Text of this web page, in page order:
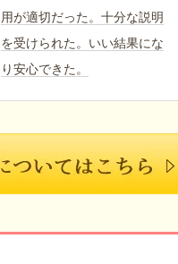
用が適切だった。十分な説明
を受けられた。いい結果にな
り安心できた。